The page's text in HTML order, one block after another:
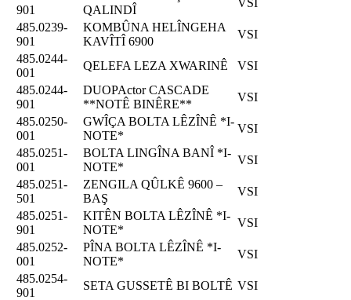
901
QALINDÎ
485.0239-
901
KOMBÛNA HELÎNGEHA
KAVÎTÎ 6900
VSI
485.0244-
001
QELEFA LEZA XWARINÊ
VSI
485.0244-
901
DUOPActor CASCADE
**NOTÊ BINÊRE**
VSI
485.0250-
001
GWÎÇA BOLTA LÊZÎNÊ *I-
NOTE*
VSI
485.0251-
001
BOLTA LINGÎNA BANÎ *I-
NOTE*
VSI
485.0251-
501
ZENGILA QÛLKÊ 9600 –
BAŞ
VSI
485.0251-
901
KITÊN BOLTA LÊZÎNÊ *I-
NOTE*
VSI
485.0252-
001
PÎNA BOLTA LÊZÎNÊ *I-
NOTE*
VSI
485.0254-
901
SETA GUSSETÊ BI BOLTÊ VSI